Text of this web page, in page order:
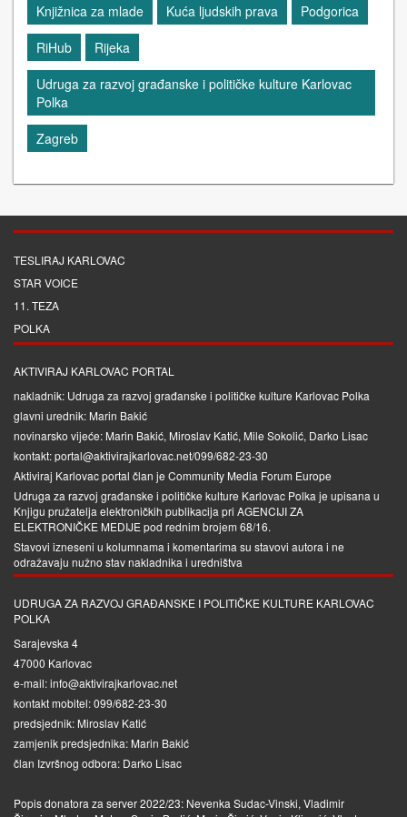
Knjižnica za mlade
Kuća ljudskih prava
Podgorica
RiHub
Rijeka
Udruga za razvoj građanske i političke kulture Karlovac
Polka
Zagreb
TESLIRAJ KARLOVAC
STAR VOICE
11. TEZA
POLKA
AKTIVIRAJ KARLOVAC PORTAL
nakladnik: Udruga za razvoj građanske i političke kulture Karlovac Polka
glavni urednik: Marin Bakić
novinarsko vijeće: Marin Bakić, Miroslav Katić, Mile Sokolić, Darko Lisac
kontakt: portal@aktivirajkarlovac.net/099/682-23-30
Aktiviraj Karlovac portal član je Community Media Forum Europe
Udruga za razvoj građanske i političke kulture Karlovac Polka je upisana u
Knjigu pružatelja elektroničkih publikacija pri AGENCIJI ZA
ELEKTRONIČKE MEDIJEpod rednim brojem 68/16.
Stavovi izneseni u kolumnama i komentarima su stavovi autora i ne
odražavaju nužno stav nakladnika i uredništva
UDRUGA ZA RAZVOJ GRAĐANSKE I POLITIČKE KULTURE KARLOVAC
POLKA
Sarajevska 4
47000 Karlovac
e-mail: info@aktivirajkarlovac.net
kontakt mobitel: 099/682-23-30
predsjednik: Miroslav Katić
zamjenik predsjednika: Marin Bakić
član Izvršnog odbora: Darko Lisac
Popis donatora za server 2022/23: Nevenka Sudac-Vinski, Vladimir